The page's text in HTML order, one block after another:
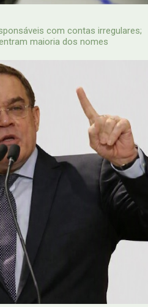
com contas irregulares;
maioria dos nomes